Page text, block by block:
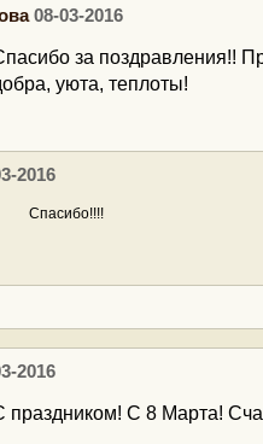
08-03-2016
за поздравления!!
уюта, теплоты!
2016
Спасибо!!!!
2016
праздником! С 8 Марта!